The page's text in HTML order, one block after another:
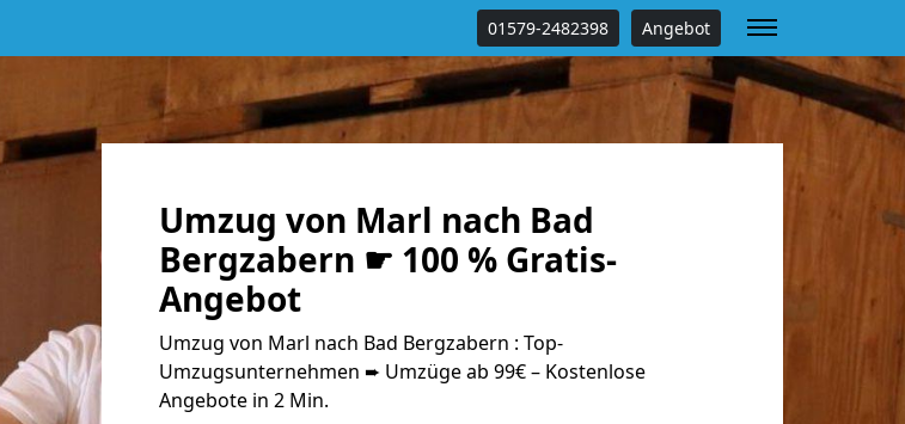
01579-2482398 Angebot
Umzug von Marl nach Bad
Bergzabern ☛ 100 % Gratis-
Angebot
Umzug von Marl nach Bad Bergzabern : Top-
Umzugsunternehmen ➨ Umzüge ab 99€ – Kostenlose
Angebote in 2 Min.